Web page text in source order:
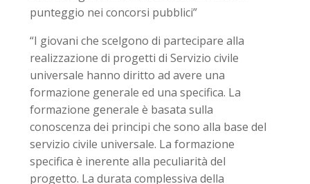
punteggio nei concorsi pubblici”
“I giovani che scelgono di partecipare alla
realizzazione di progetti di Servizio civile
universale hanno diritto ad avere una
formazione generale ed una specifica. La
formazione generale è basata sulla
conoscenza dei principi che sono alla base del
servizio civile universale. La formazione
specifica è inerente alla peculiarità del
progetto. La durata complessiva della